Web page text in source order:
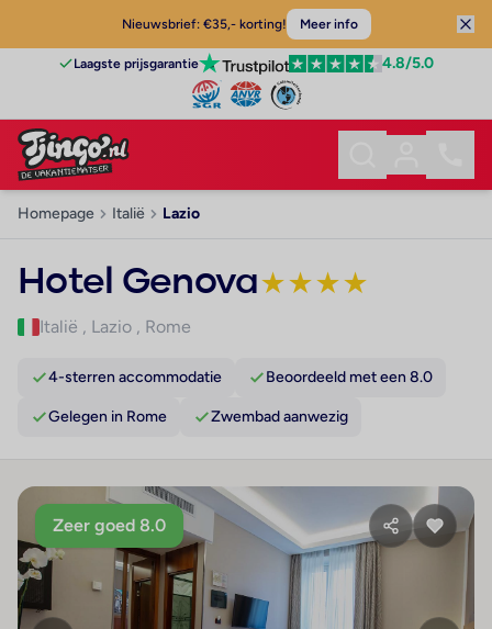
Nieuwsbrief: €35,- korting! Meer info
Laagste prijsgarantie 4.8/5.0
Homepage Italië Lazio
Hotel Genova★★★★
Italië , Lazio , Rome
4-sterren accommodatie Beoordeeld met een 8.0
Gelegen in Rome Zwembad aanwezig
Zeer goed 8.0